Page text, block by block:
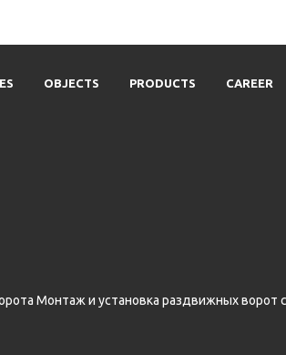
OBJECTS PRODUCTS CAREER
Монтаж и установка раздвижных ворот